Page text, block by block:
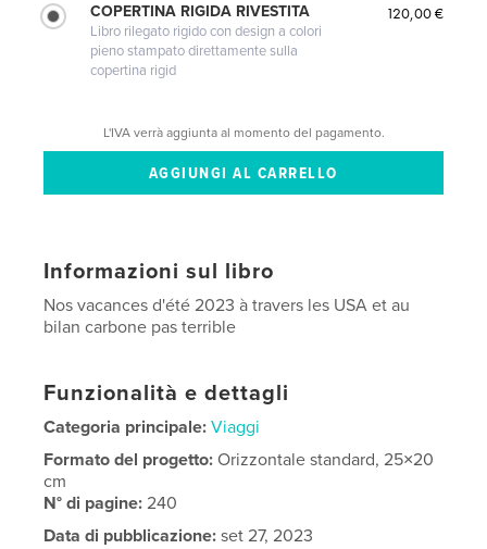
COPERTINA RIGIDA RIVESTITA
Libro rilegato rigido con design a colori
pieno stampato direttamente sulla
copertina rigid
120,00 €
L'IVA verrà aggiunta al momento del pagamento.
Informazioni sul libro
Nos vacances d'été 2023 à travers les USA et au
bilan carbone pas terrible
Funzionalità e dettagli
Categoria principale: Viaggi
Formato del progetto:Orizzontale standard, 25×20
cm
N° di pagine:240
Data di pubblicazione: set 27, 2023